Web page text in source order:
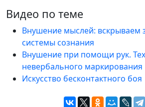
Видео по теме
Внушение мыслей: вскрываем
системы сознания
Внушение при помощи рук.
невербального маркирования
Искусство бесконтактного боя